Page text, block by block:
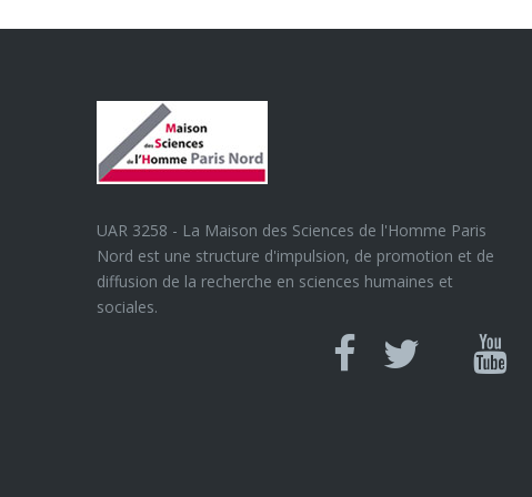
UAR 3258 - La Maison des Sciences de l'Homme Paris
Nord est une structure d'impulsion, de promotion et de
diffusion de la recherche en sciences humaines et
sociales.
Canal